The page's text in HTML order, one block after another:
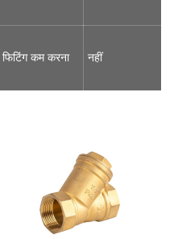
फिटिंग कम करना नहीं